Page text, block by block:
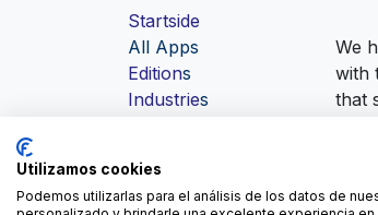
Startside
All Apps
Editions
Industries
We
with
that
Utilizamos cookies
Podemos utilizarlas para el análisis de los datos de